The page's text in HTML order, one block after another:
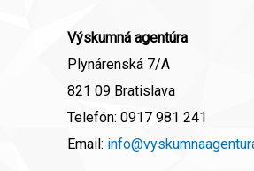
Výskumná agentúra
Plynárenská 7/A
821 09 Bratislava
Telefón: 0917 981 241
Email: